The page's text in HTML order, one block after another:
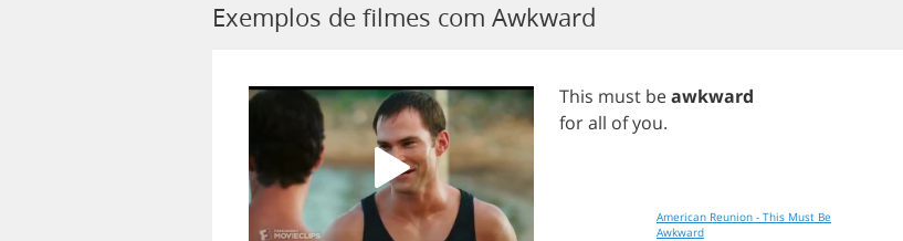
Exemplos de filmes com Awkward
This must beawkward
forall ofyou.
American Reunion - This Must Be
Awkward